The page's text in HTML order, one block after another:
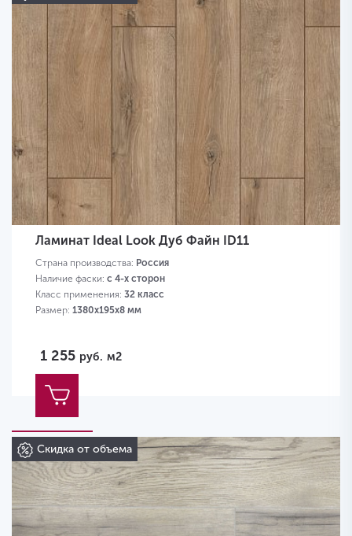
Ламинат Ideal Look Дуб Файн ID11
Страна производства: Россия
Наличие фаски: с 4-х сторон
Класс применения: 32 класс
Размер: 1380х195х8 мм
1 255 руб. м2
Скидка от объема